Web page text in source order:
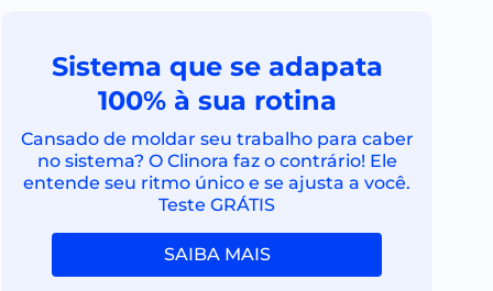
Sistema que se adapata
100% à sua rotina
Cansado de moldar seu trabalho para caber
no sistema? O Clinora faz o contrário! Ele
entende seu ritmo único e se ajusta a você.
Teste GRÁTIS
SAIBA MAIS